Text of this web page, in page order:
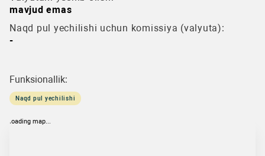
mavjud emas
Naqd pul yechilishi uchun komissiya (valyuta):
-
Funksionallik:
Naqd pul yechilishi
loading map...